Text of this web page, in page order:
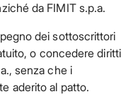
da FIMIT s.p.a.
dei sottoscrittori
o concedere diritti
senza che i
aderito al patto.